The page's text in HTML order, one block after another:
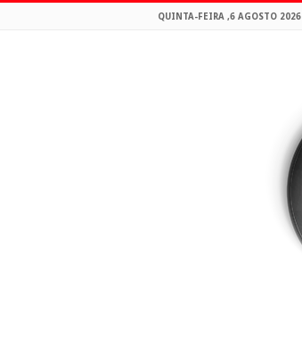
QUINTA-FEIRA ,6 AGOSTO 2026